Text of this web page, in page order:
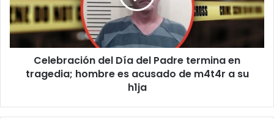
termina
en
tragedia;
hombre
acusado
a
Celebración del Día del Padre termina en
tragedia; hombre es acusado de m4t4r a su
h1ja